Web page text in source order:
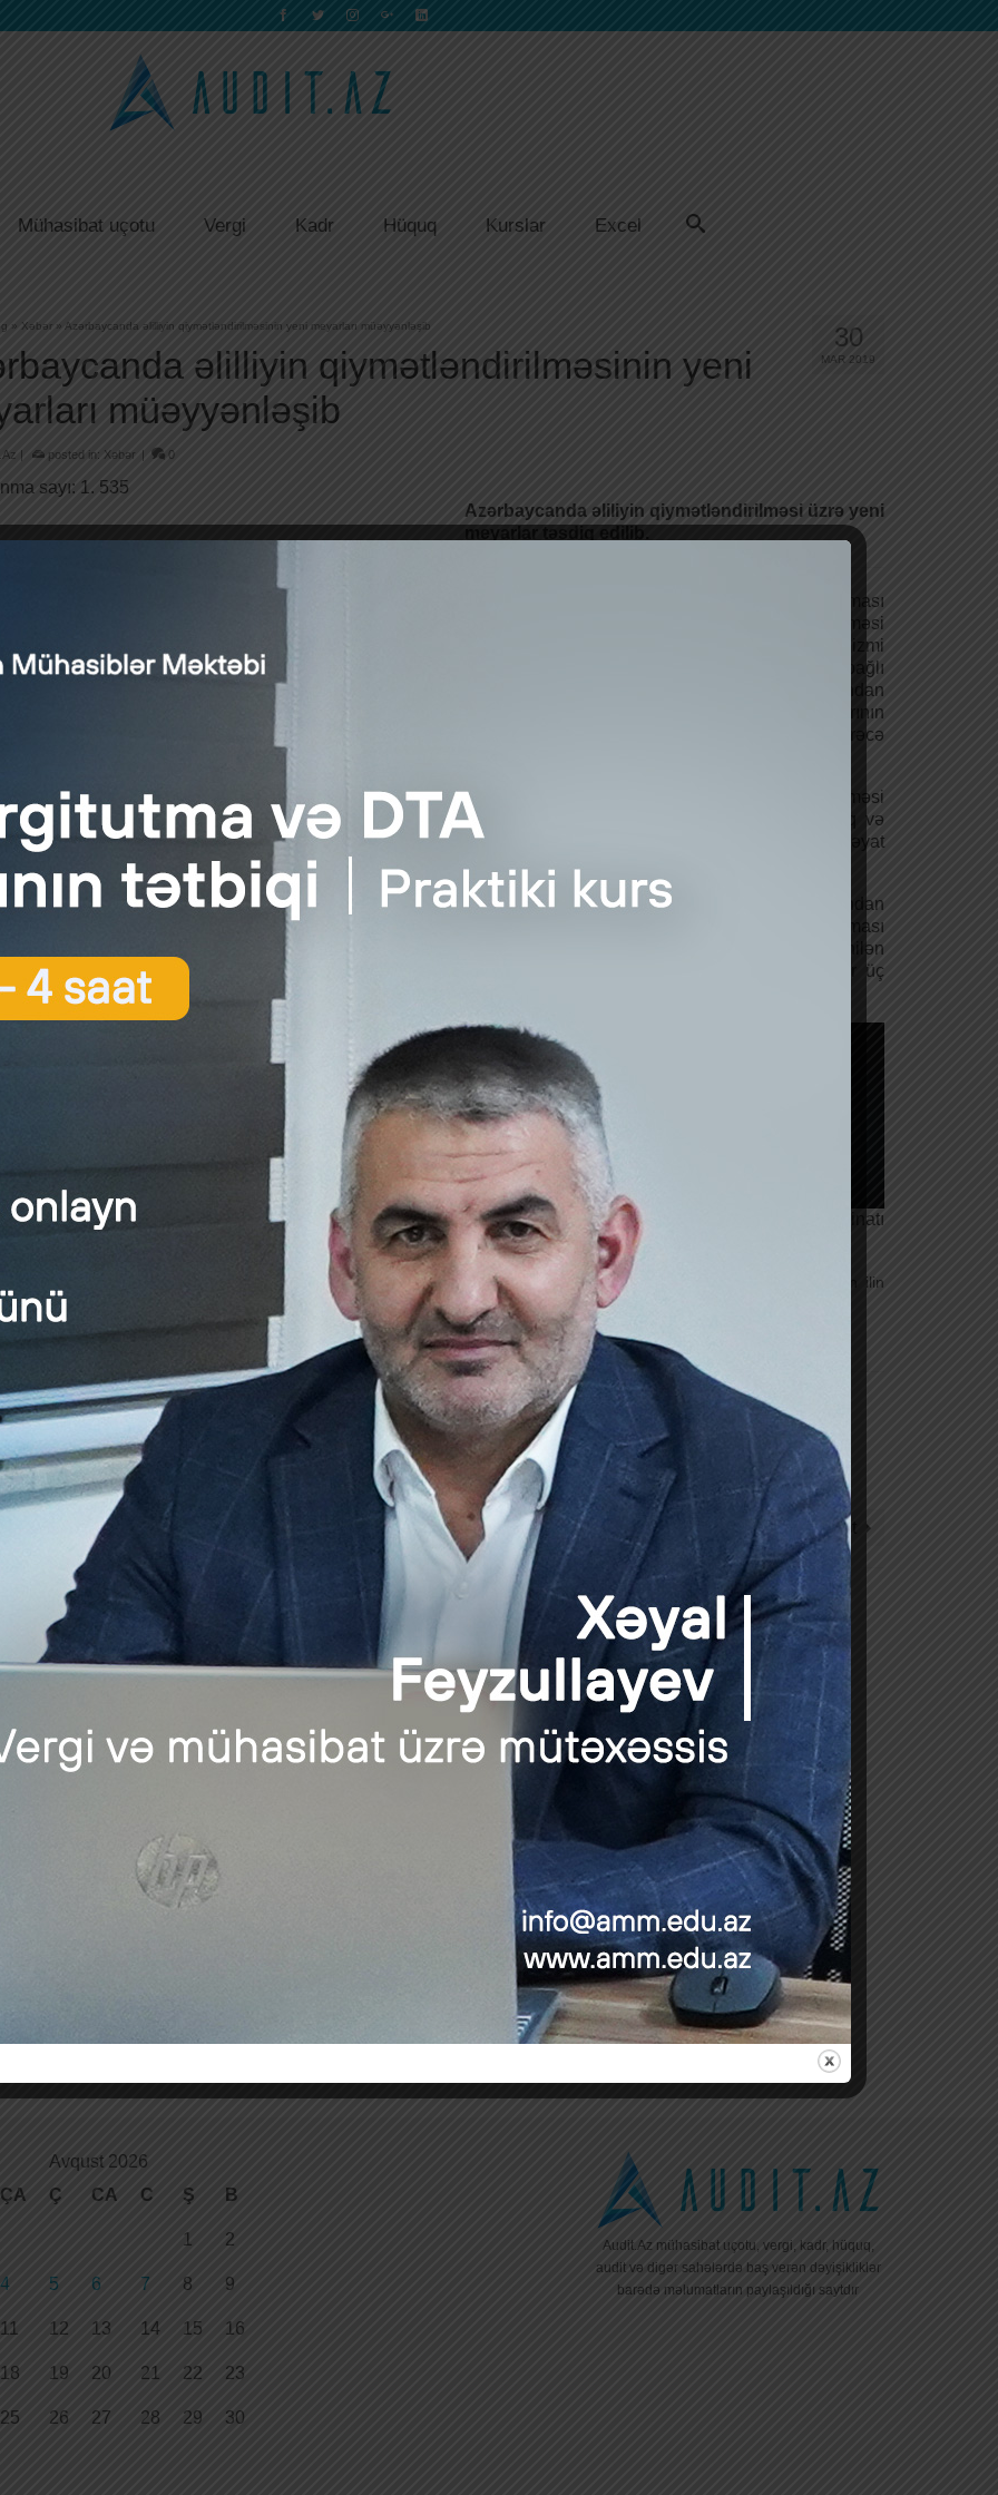
Mühasibat uçotu Vergi Kadr Hüquq Kurslar Excel
30
MAR 2019
» Xəbər » Azərbaycanda əlilliyin qiymətləndirilməsinin yeni meyarları müəyyənləşib
əlilliyin qiymətləndirilməsinin yeni
müəyyənləşib
| posted in: Xəbər | 0
sayı: 1. 535
Azərbaycanda əliliyin qiymətləndirilməsi üzrə yeni
Yeni hazırlanan “Əlilliyin müəyyən olunması
meyarları”nın 4-cü (Əlilliyin qiymətləndirilməsi
meyarları) maddəsinə əsasən, insan orqanizmi
funksiyalarının IV dərəcə itirilməsi (81-100%) ilə bağlı
əlillik, xəstəliklər, çatışmazlıq və zədə fəsadlarından
irəli gələn, insanın həyat fəaliyyəti kateqoriyalarının
hər hansı birinin və ya bir neçəsinin III dərəcə
İnsan orqanizmi funksiyalarının III dərəcə itirilməsi
(61-80%) ilə bağlı əlillik, xəstəliklər, çatışmazlıq və
zədə fəsadlarından irəli gələn, insanın həyat
kateqoriyalarının hər hansı birinin və ya bir neçəsinin II dərəcə məhdudlaşması halında təyin edilir.
funksiyalarının II dərəcə itirilməsi (31-60%) ilə bağlı əlillik, xəstəliklər, çatışmazlıq və zədə fəsadlarından
insanın həyat fəaliyyəti kateqoriyalarının hər hansı birinin və ya bir neçəsinin I dərəcə məhdudlaşması
təyin edilir. 18 yaşınadək uşaqlara sağlamlıq imkanlarının məhdudluğu insanın həyat fəaliyyətinin istənilən
və istənilən məhdudlaşmasının (əmək fəaliyyəti ilə məşğul olmaq bacarığı istisna olmaqla) hər üç
dərəcəsi mövcud olduğu və uşağın sosial müdafiəsi zərurətindən irəli gələn halda müəyyən edilir.
funksiyalarının I dərəcə itirilməsi (10-30%) hallarında əlillik və sağlamlıq imkanlarının məhdudluğu təyinatı
Yalnız səbəb əlaqəsi peşə xəstəliyi, əmək zədəsi olduğu hallarda qiymətləndirilmə aparılır.
ki, əmək və əhalinin sosial müdafiəsi naziri Sahil Babayev əlilliyin qiymətləndirilməsi üzrə yeni meyarlar-ın gələn ilin
tətbiq ediləcəyinin gözlənildiyini deyib.
sahəsində ən son iş elanları və xəbərlərini izləmək üçün linkə daxil olaraq qrupumuza üzv olun.
xəbərlərini qaçırmaq istəmirsinizsə, bu linkə daxil olaraq XƏBƏRLƏRƏ ABUNƏ OLUN.
Audit və Kadr Xidmətləri üçün linkə daxil olun.
Next Post
Avqust 2026
ÇA
Ç CA C Ş B
1 2
4 5 6 7 8 9
11 12 13 14 15 16
18 19 20 21 22 23
25 26 27 28 29 30
Audit.Az mühasibat uçotu, vergi, kadr, hüquq,
audit və digər sahələrdə baş verən dəyişikliklər
barədə məlumatların paylaşıldığı saytdır